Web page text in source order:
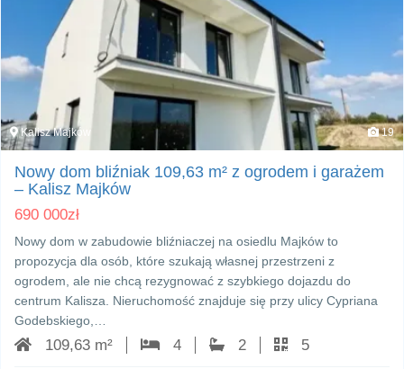
Kalisz Majków 19
Nowy dom bliźniak 109,63 m² z ogrodem i garażem
– Kalisz Majków
690 000zł
Nowy dom w zabudowie bliźniaczej na osiedlu Majków to
propozycja dla osób, które szukają własnej przestrzeni z
ogrodem, ale nie chcą rezygnować z szybkiego dojazdu do
centrum Kalisza. Nieruchomość znajduje się przy ulicy Cypriana
Godebskiego,…
109,63 m² 4 2 5